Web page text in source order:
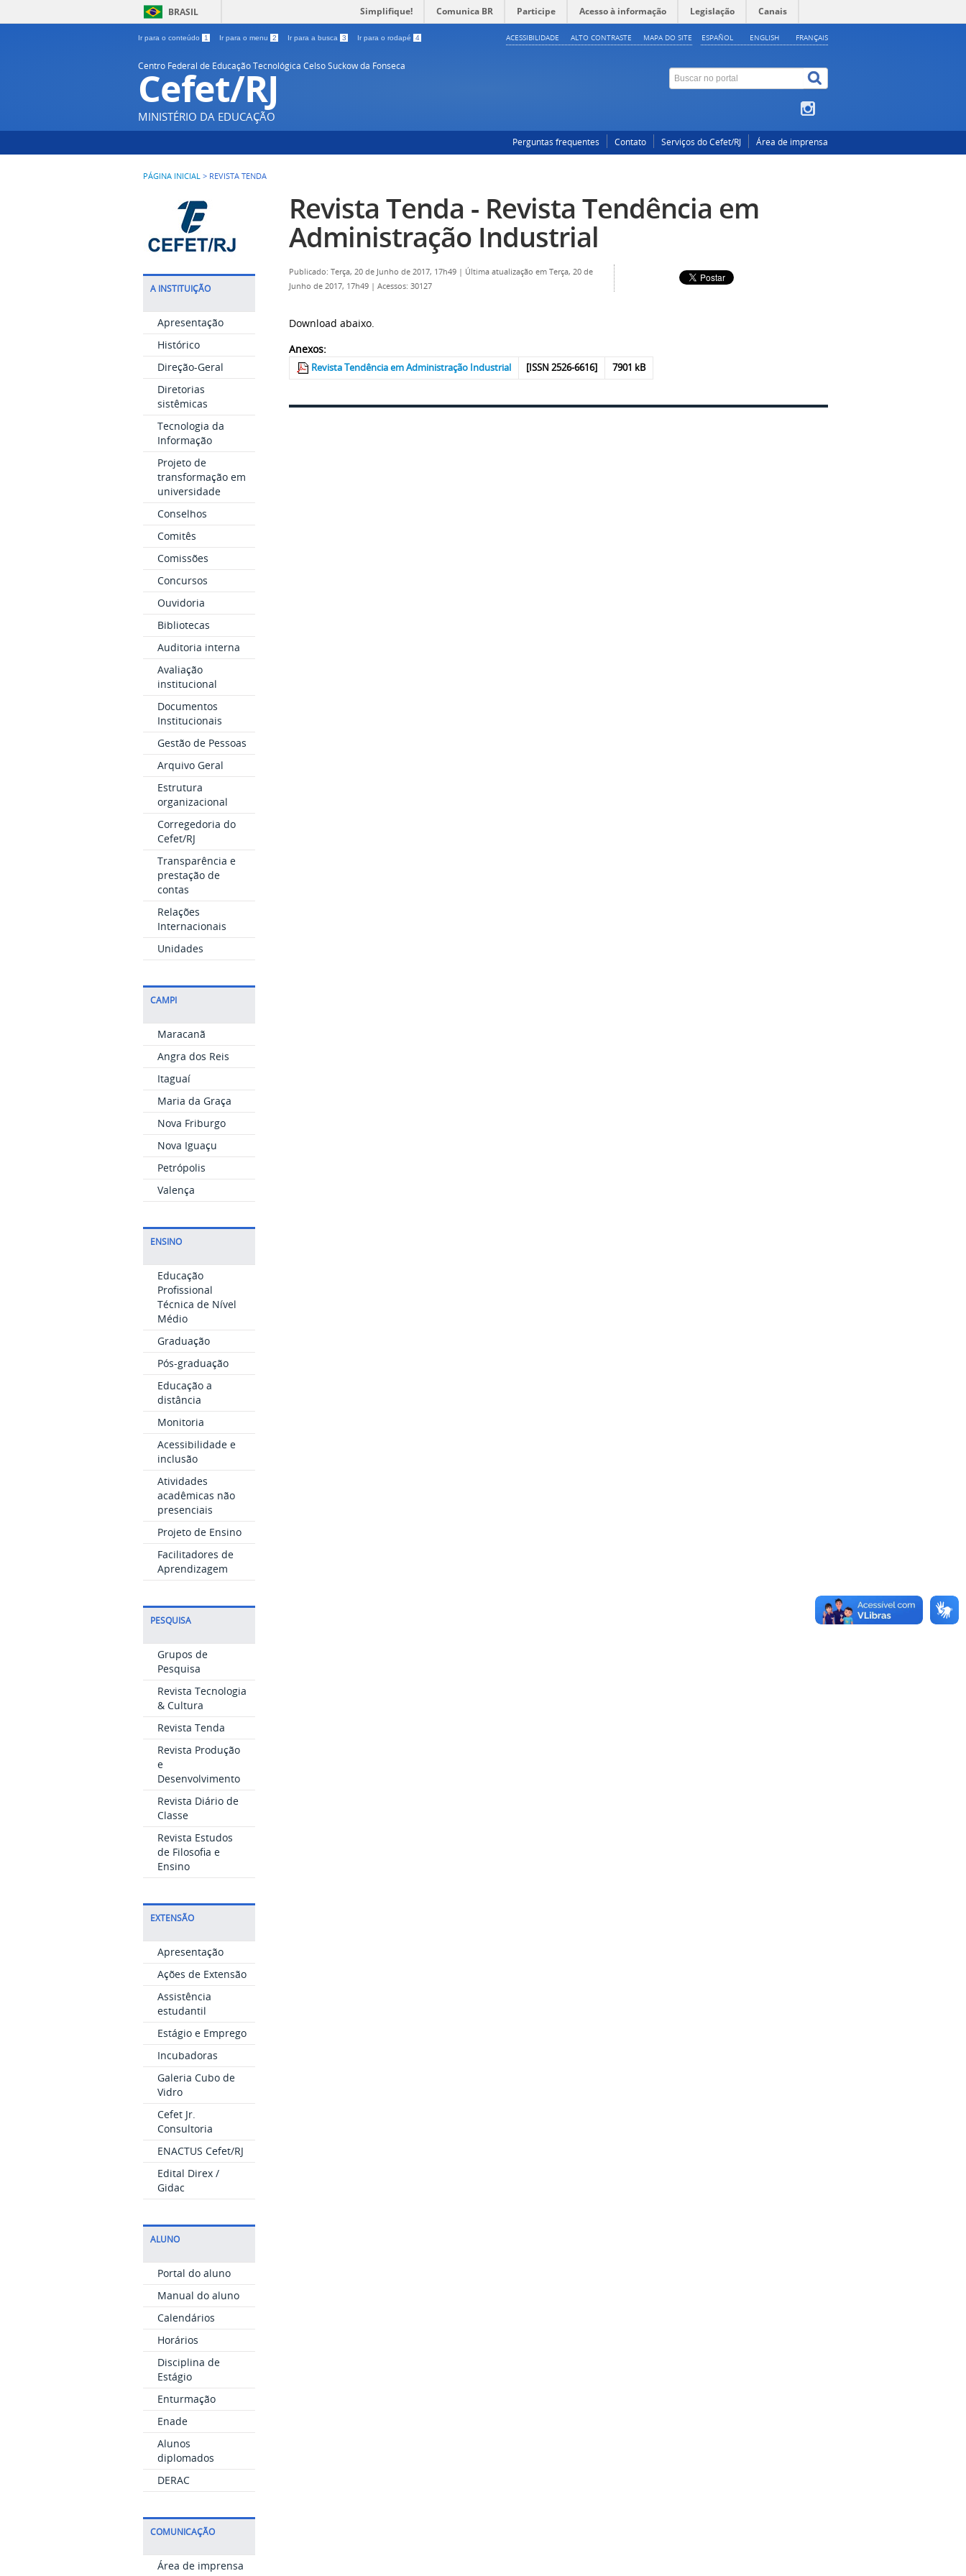
BRASIL Simplifique! Comunica BR Participe Acesso à informação Legislação Canais
Ir para o conteúdo 1 Ir para o menu 2 Ir para a busca 3 Ir para o rodapé 4 ESPAÑOL ENGLISH FRANÇAIS
ACESSIBILIDADE ALTO CONTRASTE MAPA DO SITE
Centro Federal de Educação Tecnológica Celso Suckow da Fonseca
Cefet/RJ
MINISTÉRIO DA EDUCAÇÃO
Perguntas frequentes Contato Serviços do Cefet/RJ Área de imprensa
PÁGINA INICIAL > REVISTA TENDA
A INSTITUIÇÃO
Apresentação
Histórico
Direção-Geral
Diretorias
sistêmicas
Tecnologia da
Informação
Projeto de
transformação em
universidade
Conselhos
Comitês
Comissões
Concursos
Ouvidoria
Bibliotecas
Auditoria interna
Avaliação
institucional
Documentos
Institucionais
Gestão de Pessoas
Arquivo Geral
Estrutura
organizacional
Corregedoria do
Cefet/RJ
Transparência e
prestação de
contas
Relações
Internacionais
Unidades
CAMPI
Maracanã
Angra dos Reis
Itaguaí
Maria da Graça
Nova Friburgo
Nova Iguaçu
Petrópolis
Valença
ENSINO
Educação
Profissional
Técnica de Nível
Médio
Graduação
Pós-graduação
Educação a
distância
Monitoria
Acessibilidade e
inclusão
Atividades
acadêmicas não
presenciais
Projeto de Ensino
Facilitadores de
Aprendizagem
PESQUISA
Grupos de
Pesquisa
Revista Tecnologia
& Cultura
Revista Tenda
Revista Produção
e
Desenvolvimento
Revista Diário de
Classe
Revista Estudos
de Filosofia e
Ensino
EXTENSÃO
Apresentação
Ações de Extensão
Assistência
estudantil
Estágio e Emprego
Incubadoras
Galeria Cubo de
Vidro
Cefet Jr.
Consultoria
ENACTUS Cefet/RJ
Edital Direx /
Gidac
ALUNO
Portal do aluno
Manual do aluno
Calendários
Horários
Disciplina de
Estágio
Enturmação
Enade
Alunos
diplomados
DERAC
COMUNICAÇÃO
Área de imprensa
Revista Tenda - Revista Tendência em
Administração Industrial
Publicado: Terça, 20 de Junho de 2017, 17h49 | Última atualização em Terça, 20 de
Junho de 2017, 17h49 | Acessos: 30127
Download abaixo.
Anexos:
Revista Tendência em Administração Industrial [ISSN 2526-6616] 7901 kB